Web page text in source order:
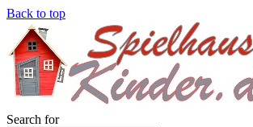
Back to top
Search for